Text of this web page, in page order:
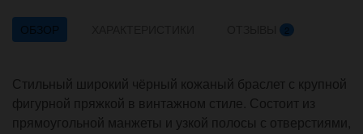
ОБЗОР 2
Стильный широкий чёрный кожаный браслет с крупной
фигурной пряжкой в винтажном стиле. Состоит из
прямоугольной манжеты и узкой полосы с отверстиями,